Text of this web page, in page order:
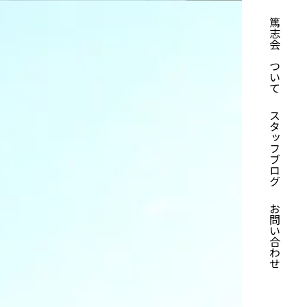
篤志会について
スタッフブログ
お問い合わせ